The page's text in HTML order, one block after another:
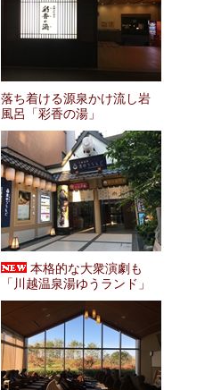
落ち着ける源泉かけ流し岩
風呂「彩香の湯」
本格的な大衆演劇も
「川越温泉湯ゆうランド」